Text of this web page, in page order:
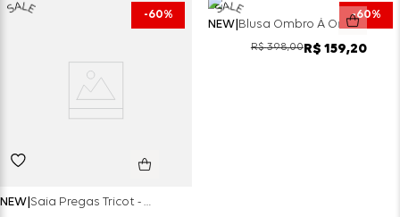
60%
NEW Saia Pregas Tricot - Marinho
60%
NEW Blusa Ombro Á Ombro Tricot - Royal
R$ 398,00R$ 159,20